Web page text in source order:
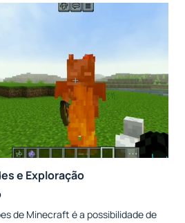
e Exploração
de Minecraft é a possibilidade de